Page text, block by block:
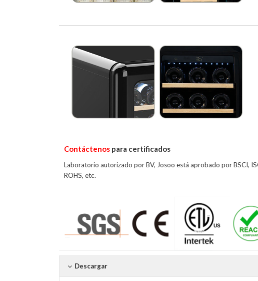
Contáctenos para certificados
Laboratorio autorizado por BV, Josoo está aprobado por BSCI,
ROHS, etc.
Descargar